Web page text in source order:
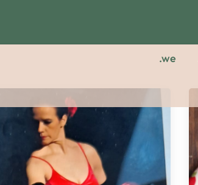
.we